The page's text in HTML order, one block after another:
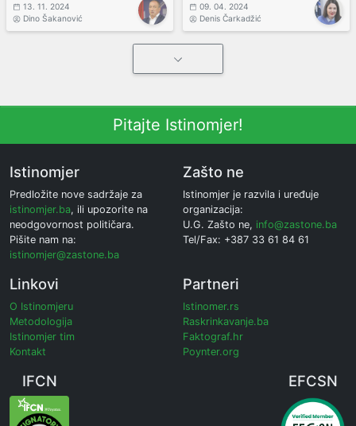
13. 11. 2024
Dino Šakanović
09. 04. 2024
Denis Čarkadžić
Pitajte Istinomjer!
Istinomjer
Predložite nove sadržaje za
istinomjer.ba, ili upozorite na
neodgovornost političara.
Pišite nam na:
istinomjer@zastone.ba
Zašto ne
Istinomjer je razvila i uređuje
organizacija:
U.G. Zašto ne, info@zastone.ba
Tel/Fax: +387 33 61 84 61
Linkovi
O Istinomjeru
Metodologija
Istinomjer tim
Kontakt
Partneri
Istinomer.rs
Raskrinkavanje.ba
Faktograf.hr
Poynter.org
IFCN EFCSN